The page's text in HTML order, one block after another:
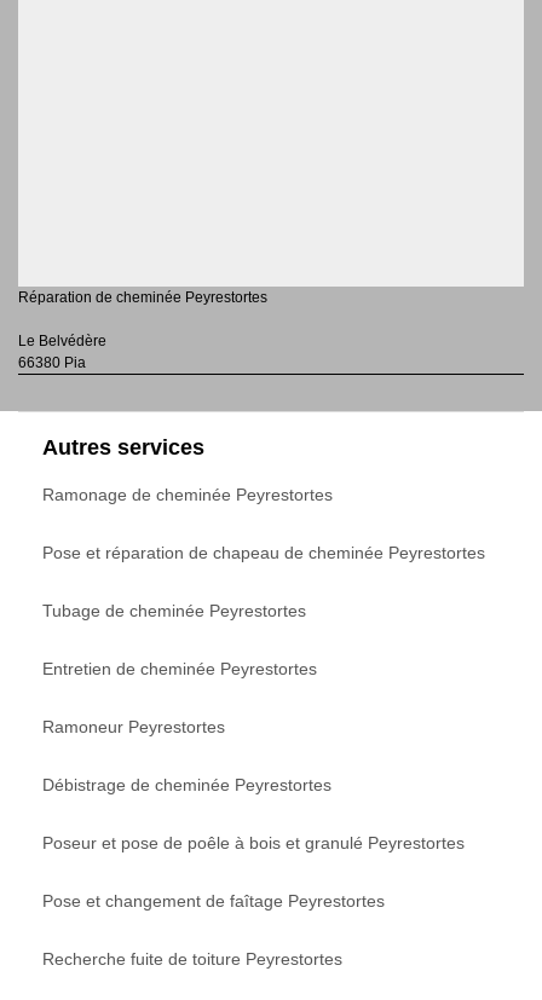
Réparation de cheminée Peyrestortes
Le Belvédère
66380 Pia
Autres services
Ramonage de cheminée Peyrestortes
Pose et réparation de chapeau de cheminée Peyrestortes
Tubage de cheminée Peyrestortes
Entretien de cheminée Peyrestortes
Ramoneur Peyrestortes
Débistrage de cheminée Peyrestortes
Poseur et pose de poêle à bois et granulé Peyrestortes
Pose et changement de faîtage Peyrestortes
Recherche fuite de toiture Peyrestortes